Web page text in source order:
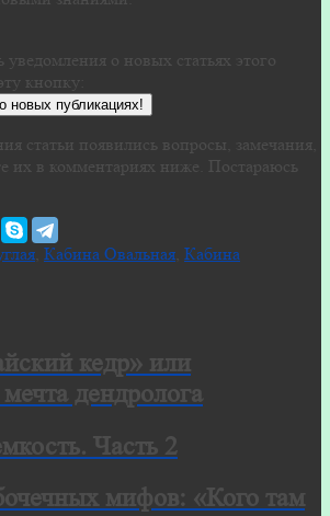
уведомления о новых статьях этого
кнопку:
новых публикациях!
статьи появились вопросы, замечания,
их в комментариях ниже. Постараюсь
Кабина Овальная Кабина
кедр» или
дендролога
Часть 2
мифов: «Кого там